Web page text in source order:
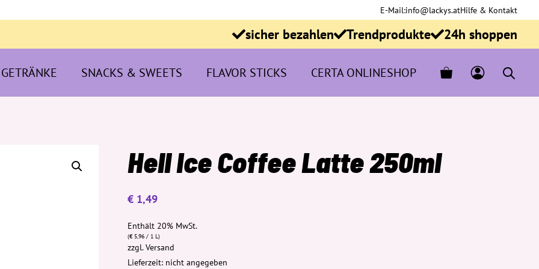
E-Mail:info@lackys.atHilfe & Kontakt
sicher bezahlen Trendprodukte 24h shoppen
GETRÄNKE SNACKS & SWEETS FLAVOR STICKS CERTA ONLINESHOP
Hell Ice Coffee Latte 250ml
€ 1,49
Enthält 20% MwSt.
(€5,96 / 1 L)
zzgl.Versand
Lieferzeit: nicht angegeben